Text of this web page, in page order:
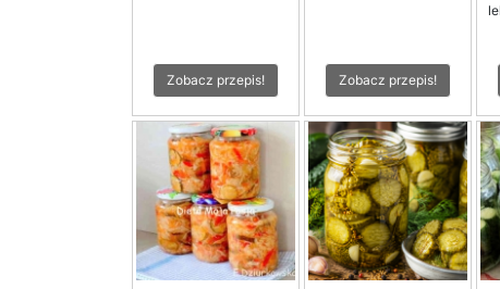
Zobacz przepis! Zobacz przepis!